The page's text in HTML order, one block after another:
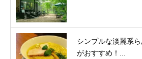
シンプルな淡麗系
がおすすめ！...